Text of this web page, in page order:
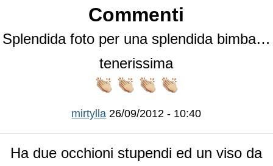
Commenti
Splendida foto per una splendida bimba…
tenerissima
mirtylla 26/09/2012 - 10:40
Ha due occhioni stupendi ed un viso da